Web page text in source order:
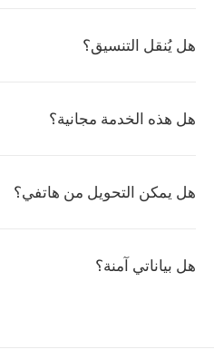
هل يُنقل التنسيق؟
هل هذه الخدمة مجانية؟
هل يمكن التحويل من هاتفي؟
هل بياناتي آمنة؟